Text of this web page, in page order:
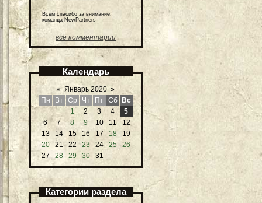
Всем спасибо за внимание,
команда NewPartners
все комментарии
Календарь
« Январь 2020 »
Пн
Вт Ср Чт Пт Сб Вс
1
2 3 4
5
6
7 8 9 10 11
12
13
14 15 16 17 18
19
20
21 22 23 24 25
26
27
28 29 30 31
Категории раздела